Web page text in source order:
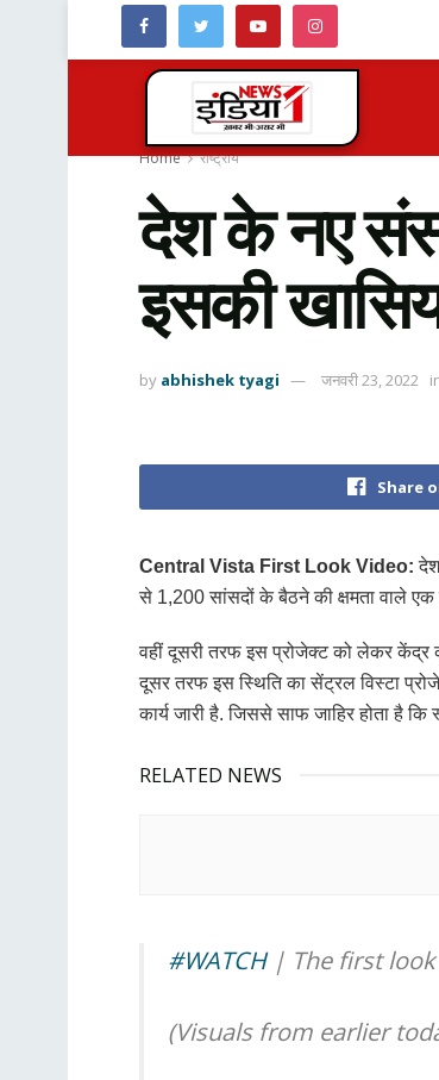
Home राष्ट्रीय
देश के नए
इसकी
by abhishek tyagi जनवरी 23, 2022
Share
Central Vista First Look Video:
से 1,200 सांसदों के बैठने की क्षमता वाले
वहीं दूसरी तरफ इस प्रोजेक्ट को लेकर केंद्र
दूसर तरफ इस स्थिति का सेंट्रल विस्टा
कार्य जारी है. जिससे साफ जाहिर होता है
RELATED NEWS
#WATCH| The first look
(Visuals from earlier